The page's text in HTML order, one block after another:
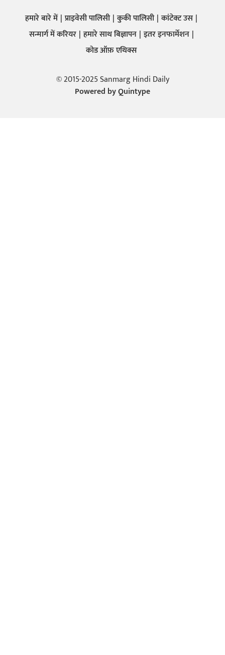
हमारे बारे में प्राइवेसी पालिसी कुकी पालिसी कांटेक्ट उस
सन्मार्ग में करियर हमारे साथ बिज्ञापन इतर इनफार्मेशन
कोड ऑफ़ एथिक्स
© 2015-2025 Sanmarg Hindi Daily
Powered byQuintype